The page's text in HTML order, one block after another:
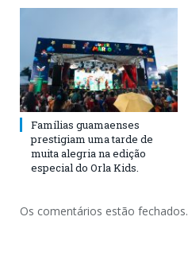
Famílias guamaenses
prestigiam uma tarde de
muita alegria na edição
especial do Orla Kids.
Os comentários estão fechados.